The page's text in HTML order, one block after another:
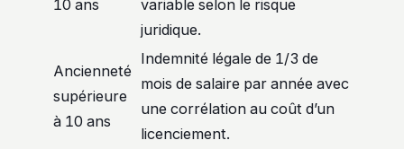
10 ans
variable selon le risque
juridique.
Ancienneté
supérieure
à 10 ans
Indemnité légale de 1/3 de
mois de salaire par année avec
une corrélation au coût d’un
licenciement.